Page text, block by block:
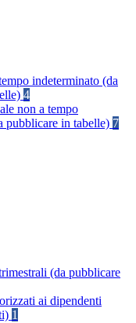
indeterminato (da
4
non a tempo
pubblicare in tabelle) 7
(da pubblicare
ai dipendenti
1